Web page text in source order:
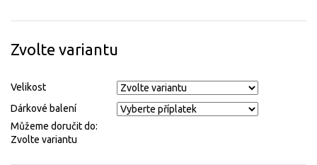
cena:
Zvolte variantu
Velikost
Dárkové balení
Můžeme doručit do:
Zvolte variantu